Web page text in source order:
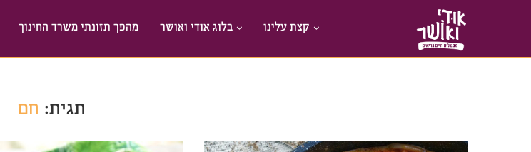
קצת עלינו בלוג אודי ואושר מהפך תזונתי משרד החינוך
תגית: חם